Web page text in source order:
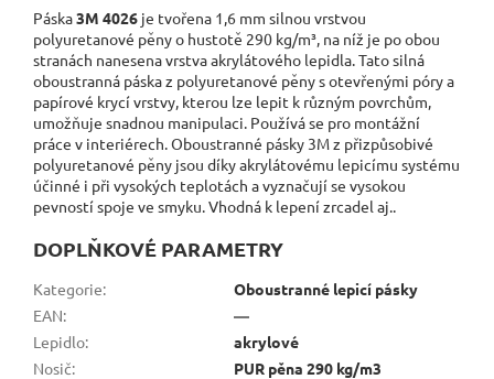
Páska3M 4026 je tvořena 1,6 mm silnou vrstvou
polyuretanové pěny o hustotě 290 kg/m³, na níž je po obou
stranách nanesena vrstva akrylátového lepidla. Tato silná
oboustranná páska z polyuretanové pěny s otevřenými póry a
papírové krycí vrstvy, kterou lze lepit k různým povrchům,
umožňuje snadnou manipulaci. Používá se pro montážní
práce v interiérech. Oboustranné pásky 3M z přizpůsobivé
polyuretanové pěny jsou díky akrylátovému lepicímu systému
účinné i při vysokých teplotách a vyznačují se vysokou
pevností spoje ve smyku. Vhodná k lepení zrcadel aj..
DOPLŇKOVÉ PARAMETRY
Kategorie:
Oboustranné lepicí pásky
EAN:
—
Lepidlo:
akrylové
Nosič:
PUR pěna 290 kg/m3